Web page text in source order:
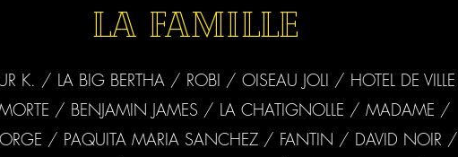
LA FAMILLE
K. / LA BIG BERTHA / ROBI / OISEAU JOLI / HOTEL DE VILLE
/ BENJAMIN JAMES / LA CHATIGNOLLE / MADAME /
/ PAQUITA MARIA SANCHEZ / FANTIN / DAVID NOIR /